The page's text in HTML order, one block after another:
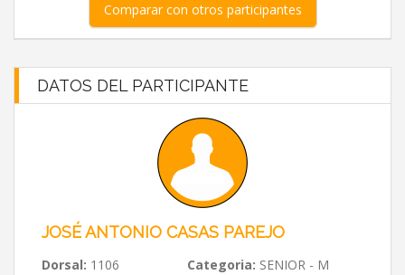
Comparar con otros participantes
DATOS DEL PARTICIPANTE
JOSÉ ANTONIO CASAS PAREJO
Dorsal: 1106 Categoria: SENIOR - M